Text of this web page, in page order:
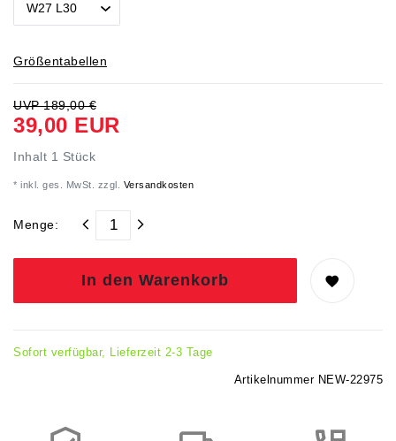
Größentabellen
UVP 189,00 €
39,00 EUR
Inhalt 1 Stück
* inkl. ges. MwSt. zzgl. Versandkosten
Menge:
In den Warenkorb
Sofort verfügbar, Lieferzeit 2-3 Tage
Artikelnummer NEW-22975